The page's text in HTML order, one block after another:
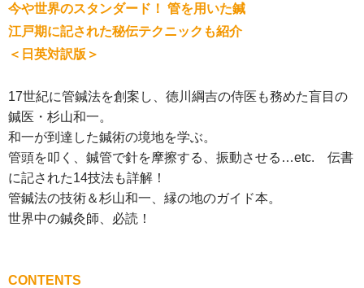
今や世界のスタンダード！ 管を用いた鍼
江戸期に記された秘伝テクニックも紹介
＜日英対訳版＞
17世紀に管鍼法を創案し、徳川綱吉の侍医も務めた盲目の
鍼医・杉山和一。
和一が到達した鍼術の境地を学ぶ。
管頭を叩く、鍼管で針を摩擦する、振動させる…etc. 伝書
に記された14技法も詳解！
管鍼法の技術＆杉山和一、縁の地のガイド本。
世界中の鍼灸師、必読！
CONTENTS